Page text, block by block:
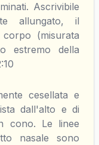
Ascrivibile
allungato, il
(misurata
estremo della
cesellata e
dall'alto e di
cono. Le linee
nasale sono